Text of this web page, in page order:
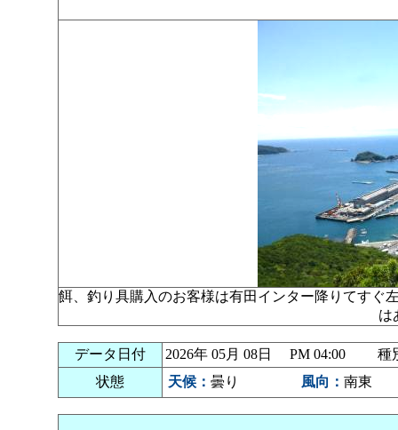
餌、釣り具購入のお客様は有田インター降りてすぐ
は
データ日付
2026年 05月 08日 PM 04:00 種
状態
天候： 曇り 風向： 南東